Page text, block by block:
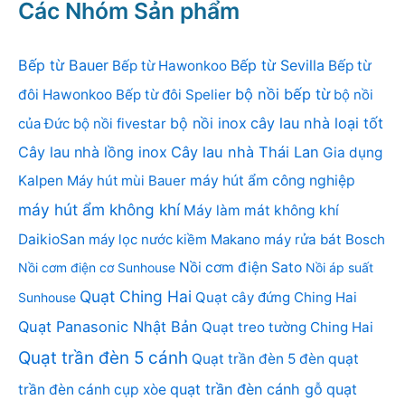
Các Nhóm Sản phẩm
Bếp từ Bauer Bếp từ Hawonkoo Bếp từ Sevilla Bếp từ
đôi Hawonkoo Bếp từ đôi Spelier bộ nồi bếp từ bộ nồi
của Đức bộ nồi fivestar bộ nồi inox cây lau nhà loại tốt
Cây lau nhà lồng inox Cây lau nhà Thái Lan Gia dụng
Kalpen Máy hút mùi Bauer máy hút ẩm công nghiệp
máy hút ẩm không khí Máy làm mát không khí
DaikioSan máy lọc nước kiềm Makano máy rửa bát Bosch
Nồi cơm điện cơ Sunhouse Nồi cơm điện Sato Nồi áp suất
Sunhouse Quạt Ching Hai Quạt cây đứng Ching Hai
Quạt Panasonic Nhật Bản Quạt treo tường Ching Hai
Quạt trần đèn 5 cánh Quạt trần đèn 5 đèn quạt
trần đèn cánh cụp xòe quạt trần đèn cánh gỗ quạt